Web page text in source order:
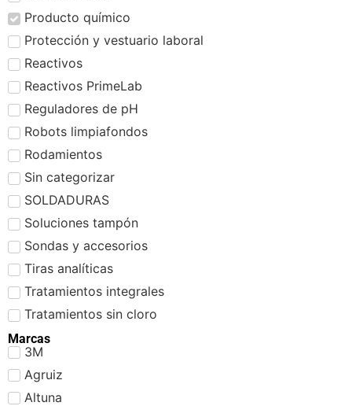
Producto químico
Protección y vestuario laboral
Reactivos
Reactivos PrimeLab
Reguladores de pH
Robots limpiafondos
Rodamientos
Sin categorizar
SOLDADURAS
Soluciones tampón
Sondas y accesorios
Tiras analíticas
Tratamientos integrales
Tratamientos sin cloro
Marcas
3M
Agruiz
Altuna